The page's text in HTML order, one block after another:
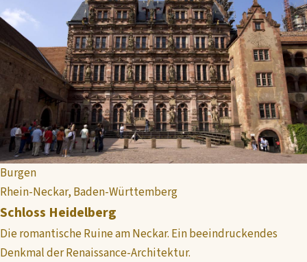
Burgen
Rhein-Neckar, Baden-Württemberg
Schloss Heidelberg
Die romantische Ruine am Neckar. Ein beeindruckendes
Denkmal der Renaissance-Architektur.